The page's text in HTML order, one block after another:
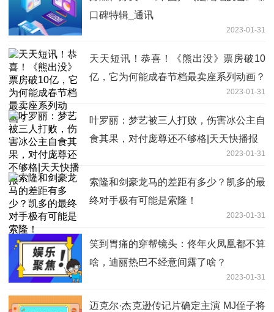
口碑特辑_通讯
2023-01-31
天天短讯！恭喜！《熊出没》票房破10
亿，它为何能成春节档最卖座系列动画？
2023-01-31
叶罗丽：梦艺被三人打败，伤害冰公主自
食其果，对付庞尊还不够格|天天快播报
2023-01-31
索隆和剑豪龙马的差距有多少？凯多的最
终对手极有可能是索隆！
2023-01-31
笑到胃痛的穿帮镜头：佟年火凤凰都不算
啥，迪丽热巴不经意间露了啥？
2023-01-31
迈克尔·杰克逊传记片确定主演 MJ侄子将